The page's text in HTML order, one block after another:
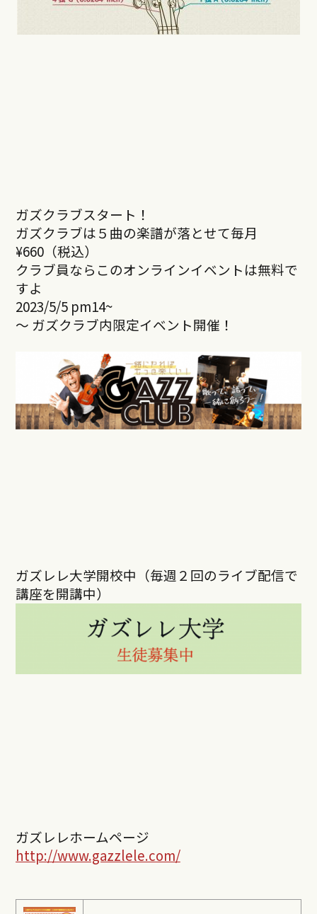
ガズクラブスタート！
ガズクラブは５曲の楽譜が落とせて毎月
¥660（税込）
クラブ員ならこのオンラインイベントは無料で
すよ
2023/5/5 pm14~
～ ガズクラブ内限定イベント開催！
ガズレレ大学開校中（毎週２回のライブ配信で
講座を開講中）
ガズレレホームページ
http://www.gazzlele.com/